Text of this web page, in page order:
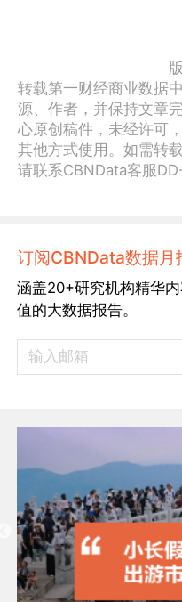
转载第一财经商业数据
源、作者，并保持文章
心原创稿件，未经许可
其他方式使用。如需转
请联系CBNData客服
订阅CBNData数据月
涵盖20+研究机构精华
值的大数据报告。